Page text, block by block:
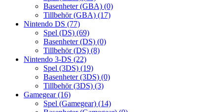
Basenheter (GBA) (0)
Tillbehör (GBA) (17)
Nintendo DS (77)
Spel (DS) (69)
Basenheter (DS) (0)
Tillbehör (DS) (8)
Nintendo 3-DS (22)
Spel (3DS) (19)
Basenheter (3DS) (0)
Tillbehör (3DS) (3)
Gamegear(16)
Spel (Gamegear) (14)